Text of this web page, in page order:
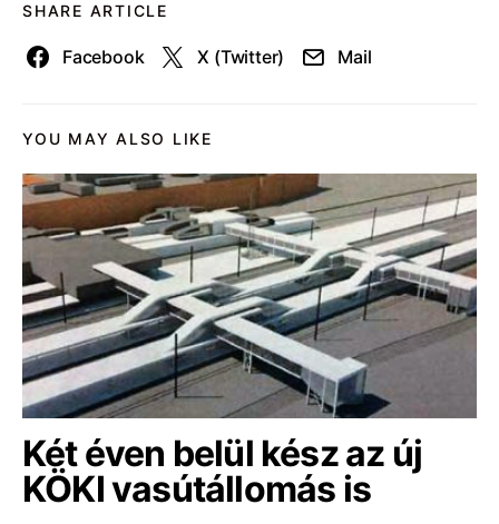
SHARE ARTICLE
Facebook X (Twitter) Mail
YOU MAY ALSO LIKE
Két éven belül kész az új
KÖKI vasútállomás is